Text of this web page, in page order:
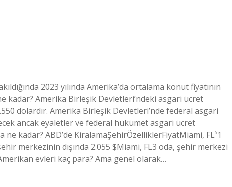
2023 yılında Amerika’da ortalama konut fiyatının
kadar? Amerika Birleşik Devletleri’ndeki asgari ücret
dolardır. Amerika Birleşik Devletleri’nde federal asgari
ancak eyaletler ve federal hükümet asgari ücret
kadar? ABD’de KiralamaŞehirÖzelliklerFiyatMiami, FL⁵1
merkezinin dışında 2.055 $Miami, FL3 oda, şehir merkezi
evleri kaç para? Ama genel olarak…